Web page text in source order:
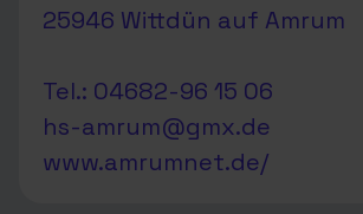
25946 Wittdün auf Amrum
Tel.: 04682-96 15 06
hs-amrum@gmx.de
www.amrumnet.de/